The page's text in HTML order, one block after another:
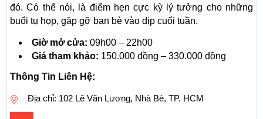
đó. Có thể nói, là điểm hẹn cực kỳ lý tưởng cho những
buổi tụ họp, gặp gỡ bạn bè vào dịp cuối tuần.
Giờ mở cửa: 09h00 – 22h00
Giá tham khảo: 150.000 đồng – 330.000 đồng
Thông Tin Liên Hệ:
Địa chỉ: 102 Lê Văn Lương, Nhà Bè, TP. HCM